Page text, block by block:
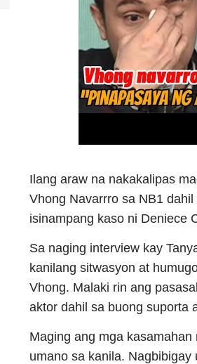
Ilang araw na nakakalipas
Vhong Navarrro sa NB1
isinampang kaso ni Deniece
Sa naging interview kay
kanilang sitwasyon at
Vhong. Malaki rin ang
aktor dahil sa buong suporta
Maging ang mga
umano sa kanila.